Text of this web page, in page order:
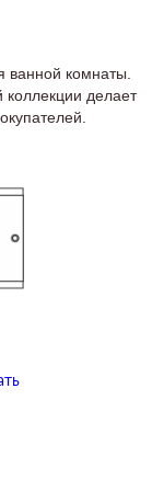
ванной комнаты.
коллекции делает